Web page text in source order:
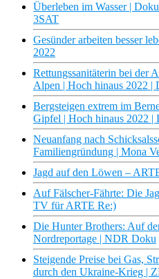
Überleben im Wasser |
3SAT
Gesünder arbeiten besser
2022
Rettungssanitäterin bei der
Alpen | Hoch hinaus 2022 |
Bergsteigen extrem im
Gipfel | Hoch hinaus 2022 |
Neuanfang nach
Familiengründung | Mona
Jagd auf den Löwen –
Auf Fälscher-Fährte: Die
TV für ARTE Re:)
Die Hunter Brothers: Auf
Nordreportage | NDR Doku
Steigende Preise bei Gas,
durch den Ukraine-Krieg |